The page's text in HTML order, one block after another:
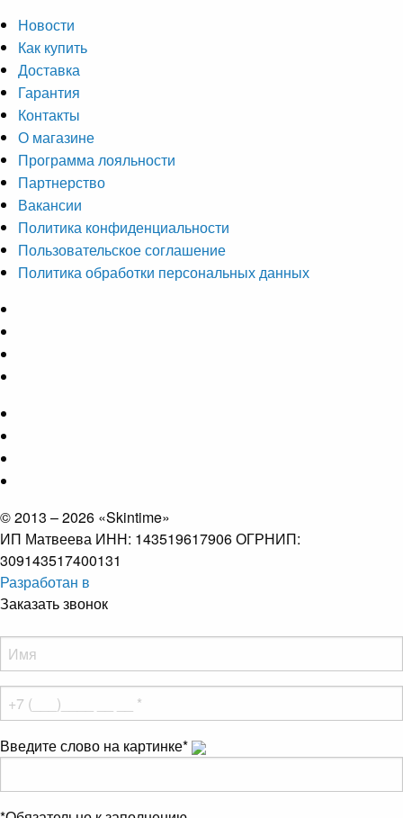
Новости
Как купить
Доставка
Гарантия
Контакты
О магазине
Программа лояльности
Партнерство
Вакансии
Политика конфиденциальности
Пользовательское соглашение
Политика обработки персональных данных
© 2013 – 2026 «Skintime»
ИП Матвеева ИНН: 143519617906 ОГРНИП:
309143517400131
Разработан в
Заказать звонок
Введите слово на картинке*